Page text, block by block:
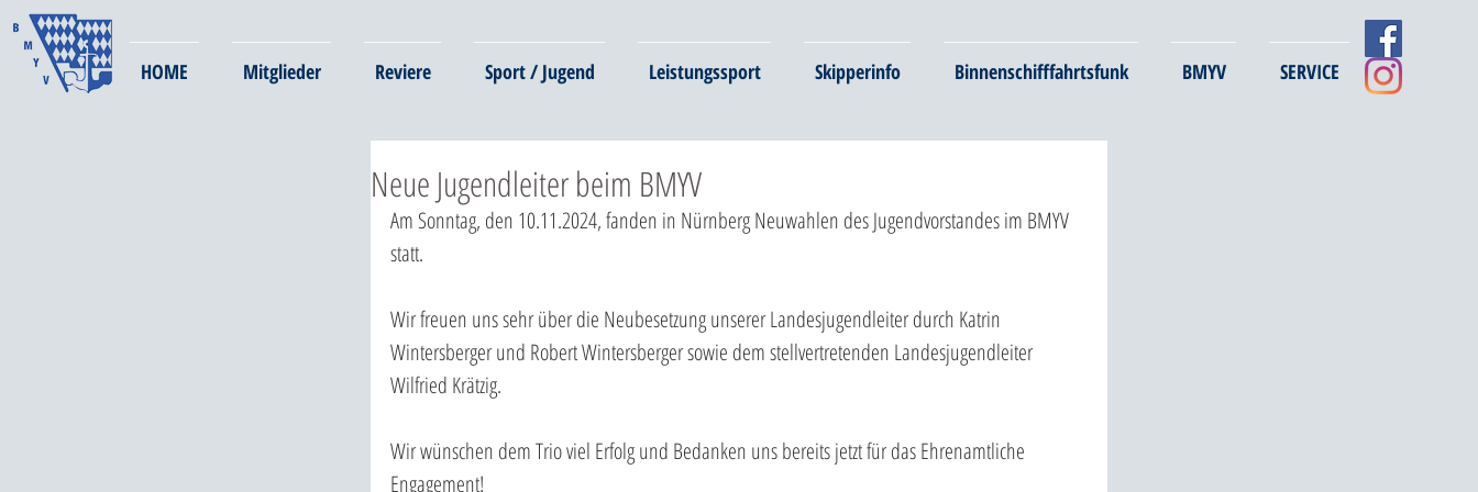
HOME Mitglieder Reviere Sport / Jugend Leistungssport Skipperinfo Binnenschifffahrtsfunk BMYV SERVICE
Neue Jugendleiter beim BMYV
Am Sonntag, den 10.11.2024, fanden in Nürnberg Neuwahlen des Jugendvorstandes im BMYV
statt.
Wir freuen uns sehr über die Neubesetzung unserer Landesjugendleiter durch Katrin
Wintersberger und Robert Wintersberger sowie dem stellvertretenden Landesjugendleiter
Wilfried Krätzig.
Wir wünschen dem Trio viel Erfolg und Bedanken uns bereits jetzt für das Ehrenamtliche
Engagement!